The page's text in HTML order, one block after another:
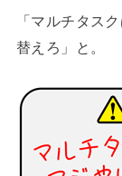
「マルチタス
替えろ」と。